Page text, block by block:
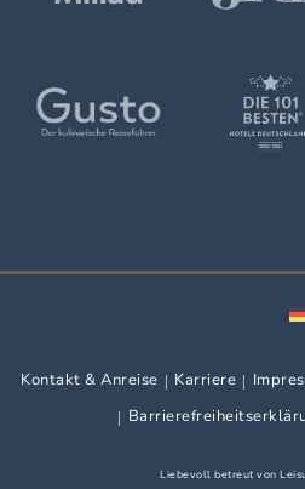
Kontakt & Anreise Karriere
Liebevoll betreut von